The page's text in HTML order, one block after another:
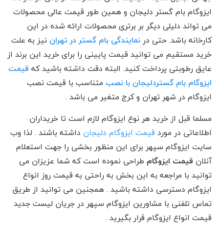
ایزوگام بام گستر دلیجان و همین طور قیمت عالی محصولات
می تواند دلیلی دیگر بر برتری محصولات ارائه شده در این
کارخانه باشد. حتی در نمایندگی بام گستر در تهران نیز به علت
خرید مستقیم می توانید قیمت پایینی را برای خرید این برند از
عایق رطوبتی پرداخت کنید. البته دقت داشته باشید که قیمت
ایزوگام بام گستردلیجان با نصب متناسب با قیمت نصب
ایزوگام در شهر تهران و کرج متغیر می باشد .
مسلما قبل از خرید هر نوع ایزوگام لازم است تا خریداران
اطلاعاتی در مورد قیمت ایزوگام دلیجان داشته باشند . لذا وب
سایت ایزوگام سپهر برای این منظور بخشی را جهت استعلام
آنلان قیمت ایزوگام طراحی نموده است که شما عزیزان می
توانید با مراجعه به این بخش به راحتی به قیمت روز انواع
ایزوگام دسترسی داشته باشید . همجنین می توانید از طریق
تماس تلفنی با مشاورین ایزوگام سپهر در جریان لیست جدید
قیمت انواع ایزوگام قرار بگیرید .